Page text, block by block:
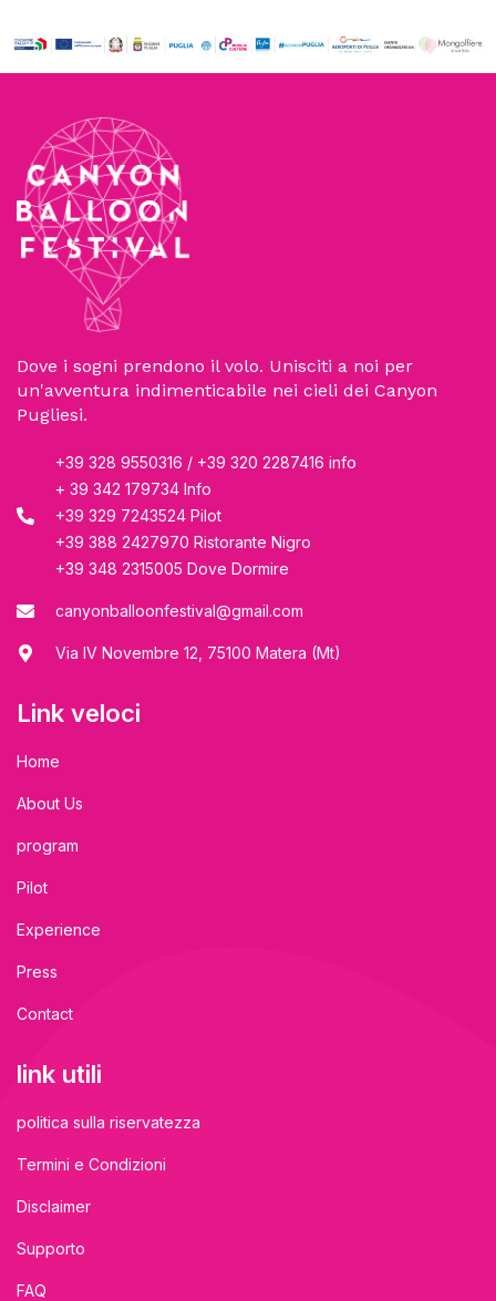
Dove i sogni prendono il volo. Unisciti a noi per
un'avventura indimenticabile nei cieli dei Canyon
Pugliesi.
+39 328 9550316 / +39 320 2287416 info
+ 39 342 179734 Info
+39 329 7243524 Pilot
+39 388 2427970 Ristorante Nigro
+39 348 2315005 Dove Dormire
canyonballoonfestival@gmail.com
Via IV Novembre 12, 75100 Matera (Mt)
Link veloci
Home
About Us
program
Pilot
Experience
Press
Contact
link utili
politica sulla riservatezza
Termini e Condizioni
Disclaimer
Supporto
FAQ